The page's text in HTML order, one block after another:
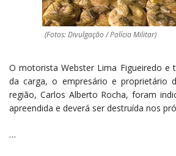
(Fotos: Divulgação / Polícia Militar)
O motorista Webster Lima Figueiredo e
da carga, o empresário e proprietário
região, Carlos Alberto Rocha, foram
apreendida e deverá ser destruída nos
…